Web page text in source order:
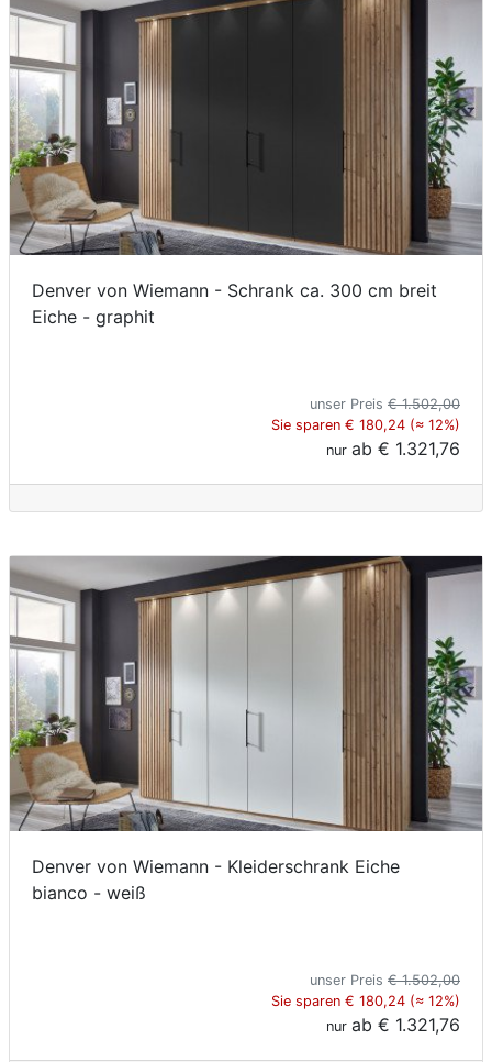
Denver von Wiemann - Schrank ca. 300 cm breit
Eiche - graphit
unser Preis € 1.502,00
Sie sparen € 180,24 (≈ 12%)
nur ab € 1.321,76
Denver von Wiemann - Kleiderschrank Eiche
bianco - weiß
unser Preis € 1.502,00
Sie sparen € 180,24 (≈ 12%)
nur ab € 1.321,76